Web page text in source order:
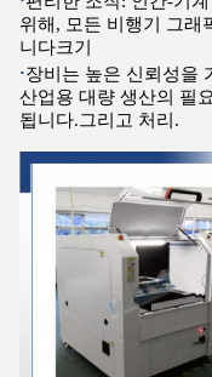
위해, 모든 비행기 그래
니다크기
∙장비는 높은 신뢰성을
산업용 대량 생산의 필
됩니다.그리고 처리.